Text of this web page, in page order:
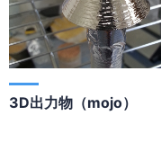
3D出力物（mojo）